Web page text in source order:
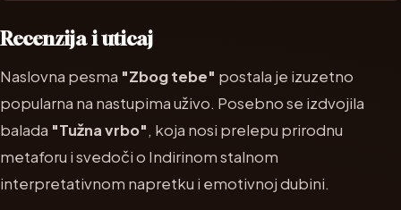
Recenzija i uticaj
Naslovna pesma "Zbog tebe" postala je izuzetno
popularna na nastupima uživo. Posebno se izdvojila
balada "Tužna vrbo", koja nosi prelepu prirodnu
metaforu i svedoči o Indirinom stalnom
interpretativnom napretku i emotivnoj dubini.